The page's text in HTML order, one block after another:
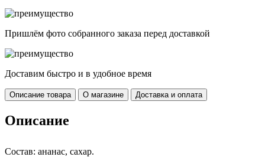
Пришлём фото собранного заказа перед доставкой
Доставим быстро и в удобное время
Описание товара О магазине Доставка и оплата
Описание
Состав: ананас, сахар.